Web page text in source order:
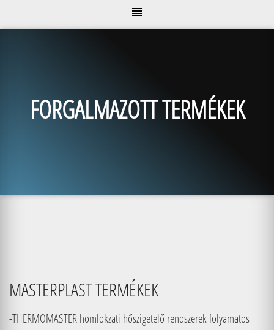
FORGALMAZOTT TERMÉKEK
MASTERPLAST TERMÉKEK
-THERMOMASTER homlokzati hőszigetelő rendszerek folyamatos